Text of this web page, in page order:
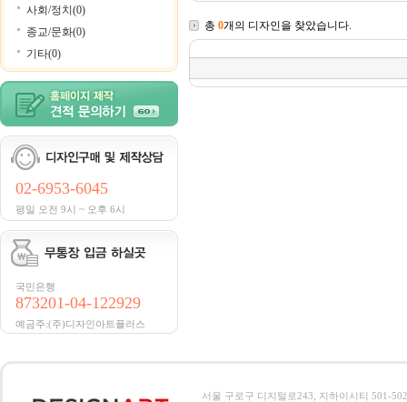
사회/정치(0)
종교/문화(0)
기타(0)
02-6953-6045
평일 오전 9시 ~ 오후 6시
국민은행
873201-04-122929
예금주:(주)디자인아트플러스
총 0개의 디자인을 찾았습니다.
서울 구로구 디지털로243, 지하이시티 501-